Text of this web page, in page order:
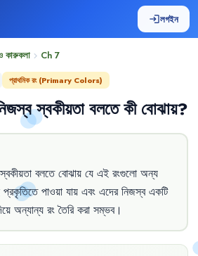
loginলগইন
কারুকলা chevron_right Ch 7
প্রাথমিক রং (Primary Colors)
স্বকীয়তা বলতে কী বোঝায়?
স্বকীয়তা বলতে বোঝায় যে এই রংগুলো অন্য
প্রকৃতিতে পাওয়া যায় এবং এদের নিজস্ব একটি
অন্যান্য রং তৈরি করা সম্ভব।